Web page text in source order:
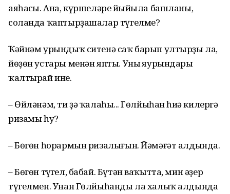
аяһаңсы. Ана, күршеләрең йыйыла башланы,
соланда ҡаптырҙашалар түгелме?
Ҡәйнәм урындыҡ ситенә саҡ барып ултырҙы ла,
йөҙөн устары менән япты. Уның яурындары
ҡалтырай ине.
– Өйләнәм, ти ҙә ҡалаһың... Гөлйыһан һиңә килергә
ризамы һуң?
– Бөгөн һорармын ризалығын. Йәмәғәт алдында.
– Бөгөн түгел, бабай. Бүтән ваҡытта, мин әҙер
түгелмен. Унан Гөлйыһанды ла халыҡ алдында